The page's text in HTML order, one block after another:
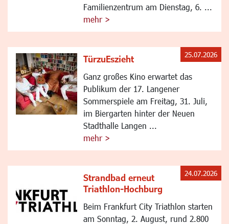
Familienzentrum am Dienstag, 6. ...
mehr >
TürzuEszieht
Ganz großes Kino erwartet das
Publikum der 17. Langener
Sommerspiele am Freitag, 31. Juli,
im Biergarten hinter der Neuen
Stadthalle Langen ...
mehr >
25.07.2026
Strandbad erneut
Triathlon-Hochburg
Beim Frankfurt City Triathlon starten
am Sonntag, 2. August, rund 2.800
24.07.2026